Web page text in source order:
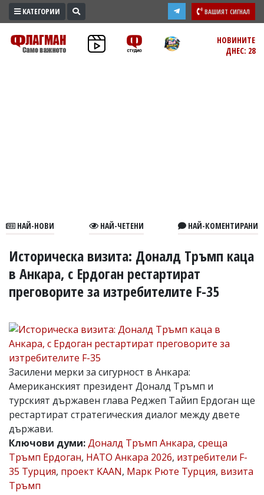
ПРОМО
ЗОНА
В
УКРАЙНА
СПОРТ
РАЗСЛЕДВАНЕ
БИЗНЕС
ЮГ
Управители:
Веселин
Василев,
email:
v.vasilev@flagman.bg
Катя
Касабова,
еmail:k.kassabova@flagman.bg
Главен
редактор:
Иван
КАТЕГОРИИ ВАШИЯТ СИГНАЛ
НОВИНИТЕ
ДНЕС: 28
НАЙ-НОВИ НАЙ-ЧЕТЕНИ НАЙ-КОМЕНТИРАНИ
Историческа визита: Доналд Тръмп каца
в Анкара, с Ердоган рестартират
преговорите за изтребителите F-35
Засилени мерки за сигурност в Анкара:
Американският президент Доналд Тръмп и
турският държавен глава Реджеп Тайип Ердоган ще
рестартират стратегическия диалог между двете
държави.
Ключови думи:Доналд Тръмп Анкара, среща
Тръмп Ердоган, НАТО Анкара 2026, изтребители F-
35 Турция, проект KAAN, Марк Рюте Турция, визита
Тръмп